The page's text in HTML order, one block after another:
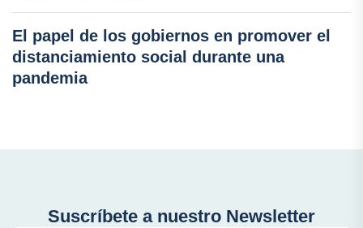
El papel de los gobiernos en promover el
distanciamiento social durante una
pandemia
Suscríbete a nuestro Newsletter